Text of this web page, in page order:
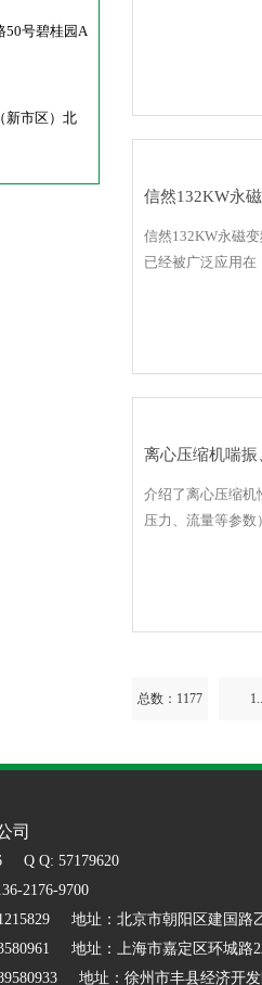
50号碧桂园A
新市区）北
信然132KW永
信然132KW永磁
已经被广泛应用
离心压缩机喘振
介绍了离心压缩机
压力、流量等参
总数：1177 1..
司
Q Q: 57179620
2176-9700
地址：北京市朝阳区建国路
地址：上海市嘉定区环城路
89580933 地址：徐州市丰县经济开